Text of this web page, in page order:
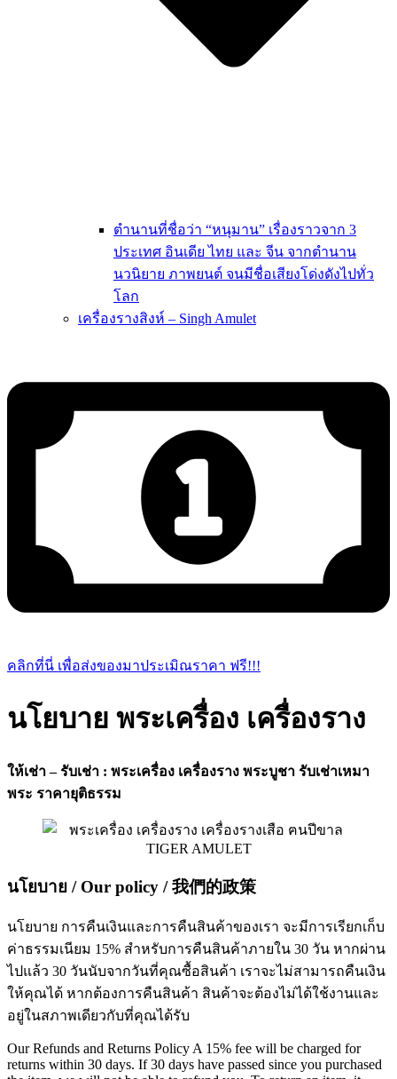
ตำนานที่ชื่อว่า “หนุมาน” เรื่องราวจาก 3
ประเทศ อินเดีย ไทย และ จีน จากตำนาน
นวนิยาย ภาพยนต์ จนมีชื่อเสียงโด่งดังไปทั่ว
โลก
เครื่องรางสิงห์ – Singh Amulet
คลิกที่นี่ เพื่อส่งของมาประเมิณราคา ฟรี!!!
นโยบาย พระเครื่อง เครื่องราง
ให้เช่า – รับเช่า : พระเครื่อง เครื่องราง พระบูชา รับเช่าเหมา
พระ ราคายุติธรรม
นโยบาย / Our policy / 我們的政策
นโยบาย การคืนเงินและการคืนสินค้าของเรา จะมีการเรียกเก็บ
ค่าธรรมเนียม 15% สำหรับการคืนสินค้าภายใน 30 วัน หากผ่าน
ไปแล้ว 30 วันนับจากวันที่คุณซื้อสินค้า เราจะไม่สามารถคืนเงิน
ให้คุณได้ หากต้องการคืนสินค้า สินค้าจะต้องไม่ได้ใช้งานและ
อยู่ในสภาพเดียวกับที่คุณได้รับ
Our Refunds and Returns Policy A 15% fee will be charged for
returns within 30 days. If 30 days have passed since you purchased